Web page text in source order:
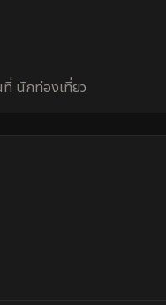
นักท่องเที่ยว